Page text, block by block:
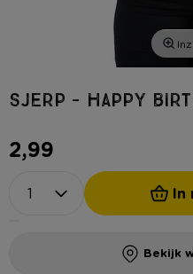
Sjerp - happy
2,99
In
Bekijk